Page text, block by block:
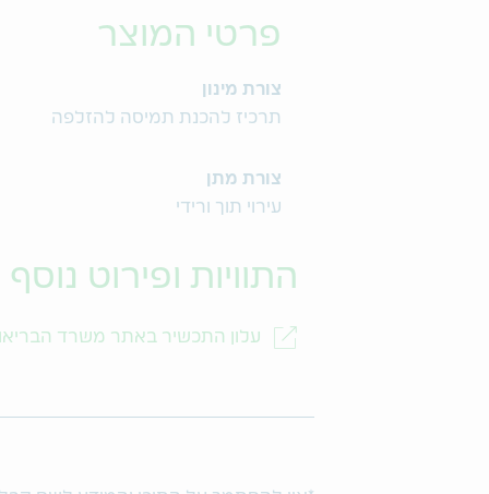
פרטי המוצר
צורת מינון
תרכיז להכנת תמיסה להזלפה
צורת מתן
עירוי תוך ורידי
התוויות ופירוט נוסף
עלון התכשיר באתר משרד